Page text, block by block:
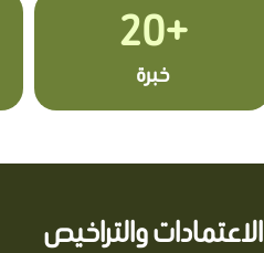
+20
خبرة
الاعتمادات والتراخيص